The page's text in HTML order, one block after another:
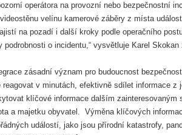
operátora na provozní nebo bezpečnostní
velínu kamerové záběry z místa
na pozadí i další kroky podle operačního
o incidentu,“ vysvětluje Karel Skokan
zásadní význam pro budoucnost
v minutách, efektivně sdílet informace z
klíčové informace dalším zainteresovaným
a majetku obyvatel. Výměna klíčových
událostí, jako jsou přírodní katastrofy,